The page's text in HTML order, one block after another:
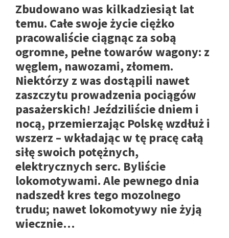
Zbudowano was kilkadziesiąt lat
temu. Całe swoje życie ciężko
pracowaliście ciągnąc za sobą
ogromne, pełne towarów wagony: z
węglem, nawozami, złomem.
Niektórzy z was dostąpili nawet
zaszczytu prowadzenia pociągów
pasażerskich! Jeździliście dniem i
nocą, przemierzając Polskę wzdłuż i
wszerz –wkładając w tę pracę całą
siłę swoich potężnych,
elektrycznych serc. Byliście
lokomotywami. Ale pewnego dnia
nadszedł kres tego mozolnego
trudu; nawet lokomotywy nie żyją
wiecznie…